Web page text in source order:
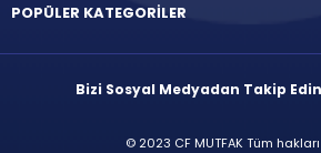
POPÜLER KATEGORİLER
Bizi Sosyal Medyadan Takip
© 2023 CF MUTFAK Tüm hakları